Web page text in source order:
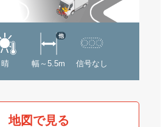
晴 幅～5.5m
他
信号なし
地図で見る